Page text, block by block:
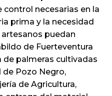
necesarias en la
prima y la necesidad
puedan
de Fuerteventura
de palmeras cultivadas
de Pozo Negro,
de Agricultura,